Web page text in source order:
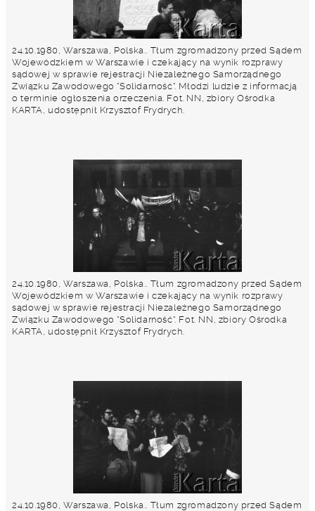
24.10.1980, Warszawa, Polska.. Tłum zgromadzony przed Sądem
Wojewódzkiem w Warszawie i czekający na wynik rozprawy
sądowej w sprawie rejestracji Niezależnego Samorządnego
Związku Zawodowego "Solidarność". Młodzi ludzie z informacją
o terminie ogłoszenia orzeczenia. Fot. NN, zbiory Ośrodka
KARTA, udostępnił Krzysztof Frydrych.
24.10.1980, Warszawa, Polska.. Tłum zgromadzony przed Sądem
Wojewódzkiem w Warszawie i czekający na wynik rozprawy
sądowej w sprawie rejestracji Niezależnego Samorządnego
Związku Zawodowego "Solidarność". Fot. NN, zbiory Ośrodka
KARTA, udostępnił Krzysztof Frydrych.
24.10.1980, Warszawa, Polska.. Tłum zgromadzony przed Sądem